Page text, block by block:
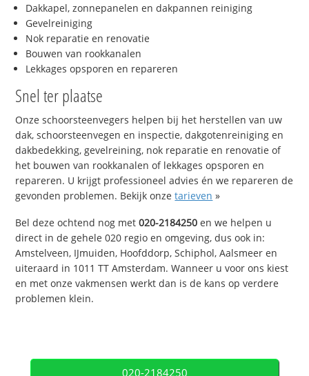
Dakkapel, zonnepanelen en dakpannen reiniging
Gevelreiniging
Nok reparatie en renovatie
Bouwen van rookkanalen
Lekkages opsporen en repareren
Snel ter plaatse
Onze schoorsteenvegers helpen bij het herstellen van uw
dak, schoorsteenvegen en inspectie, dakgotenreiniging en
dakbedekking, gevelreining, nok reparatie en renovatie of
het bouwen van rookkanalen of lekkages opsporen en
repareren. U krijgt professioneel advies én we repareren de
gevonden problemen. Bekijk onzetarieven »
Bel deze ochtend nog met020-2184250 en we helpen u
direct in de gehele 020 regio en omgeving, dus ook in:
Amstelveen, IJmuiden, Hoofddorp, Schiphol, Aalsmeer en
uiteraard in 1011 TT Amsterdam. Wanneer u voor ons kiest
en met onze vakmensen werkt dan is de kans op verdere
problemen klein.